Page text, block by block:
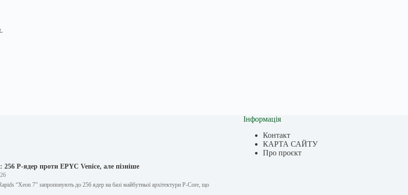
P-ядер проти EPYC Venice, але пізніше
“Xeon 7” запропонують до 256 ядер на базі майбутньої архітектури P-Core, що
Інформація
Контакт
КАРТА САЙТУ
Про проєкт